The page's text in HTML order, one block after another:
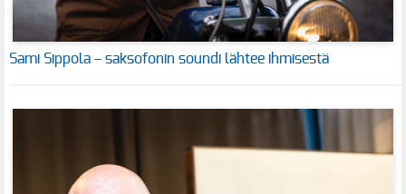
Sami Sippola – saksofonin soundi lähtee ihmisestä